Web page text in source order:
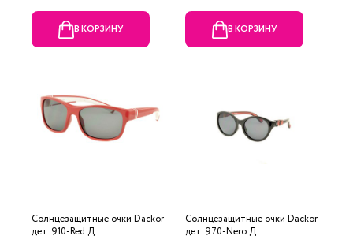
В КОРЗИНУ В КОРЗИНУ
Солнцезащитные очки Dackor
дет. 910-Red Д
Солнцезащитные очки Dackor
дет. 970-Nero Д